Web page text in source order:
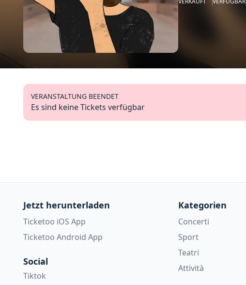
VERANSTALTUNG BEENDET
Es sind keine Tickets verfügbar
Jetzt herunterladen
Ticketoo iOS App
Ticketoo Android App
Social
Tiktok
Kategorien
Concerti
Sport
Teatri
Attività